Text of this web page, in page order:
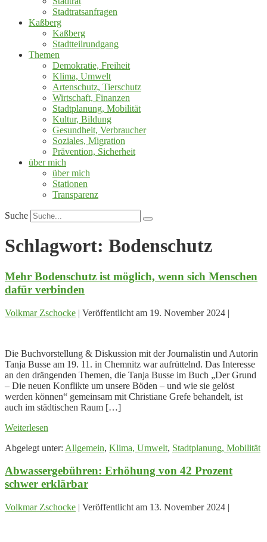
Stadtratsanfragen
Kaßberg
Kaßberg
Stadtteilrundgang
Themen
Demokratie, Freiheit
Klima, Umwelt
Artenschutz, Tierschutz
Wirtschaft, Finanzen
Stadtplanung, Mobilität
Kultur, Bildung
Gesundheit, Verbraucher
Soziales, Migration
Prävention, Sicherheit
über mich
über mich
Stationen
Transparenz
Suche
Schlagwort: Bodenschutz
Mehr Bodenschutz ist möglich, wenn sich Menschen
dafür verbinden
Volkmar Zschocke | Veröffentlicht am 19. November 2024 |
ist
möglich,
wenn
sich
Menschen
dafür
Die Buchvorstellung & Diskussion mit der Journalistin und Autorin
Tanja Busse am 19. 11. in Chemnitz war aufrüttelnd. Das Interesse
an den drängenden Themen, die Tanja Busse im Buch „Der Grund
– Die neuen Konflikte um unsere Böden – und wie sie gelöst
werden können“ gemeinsam mit Christiane Grefe behandelt, ist
auch im städtischen Raum […]
Weiterlesen
ist
wenn
sich
Menschen
dafür
verbinden
Abgelegt unter: Allgemein, Klima, Umwelt, Stadtplanung, Mobilität
Abwassergebühren: Erhöhung von 42 Prozent
schwer erklärbar
Volkmar Zschocke | Veröffentlicht am 13. November 2024 |